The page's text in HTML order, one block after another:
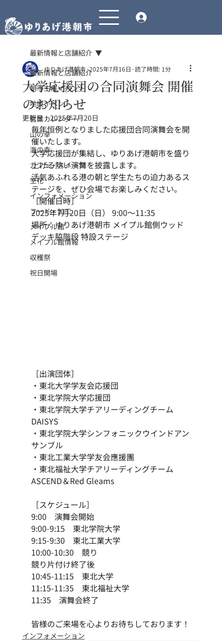
最新情報と店舗紹介
朝市主催イベント
地域イベント
営業カレンダー
山の幸
海の幸
カフェ・スイーツ
生花
インフォメーション
フード・加工
メイプル館
メイプル館情報
収穫祭
祝日開場
最新情報と店舗紹介
大学応援団の合同演舞会 開催
のお知らせ
ゆりあげ港朝市 2025年7月16日 読了時間: 1分
更新日：2025年7月20日
毎年恒例となりました応援団合同演舞会を開
催いたします。
大学応援団が集結し、ゆりあげ港朝市を盛り
上げる熱い演舞を披露します。
活気あふれる港の朝と学生たちの迫力あるス
テージを、ぜひ会場でお楽しみください。
［開催日時］
2025年7月20日（日） 9:00～11:35
場所：ゆりあげ港朝市 メイプル館側ウッド
デッキ脇階段 特設ステージ
［出演団体］
・東北大学学友会応援団
・東北学院大学応援団
・東北学院大学チアリーディングチーム
DAISYS
・東北学院大学シンフォニックウインドアン
サンブル
・東北工業大学学友会應援團
・東北福祉大学チアリーディングチーム
ASCEND＆Red Gleams
［スケジュール］
9:00　演舞会開始
9:00-9:15　東北学院大学
9:15-9:30　東北工業大学
10:00-10:30　競り
競り片付け終了後
10:45-11:15　東北大学
11:15-11:35　東北福祉大学
11:35　演舞会終了
皆様のご来場を心よりお待ちしております！
インフォメーション